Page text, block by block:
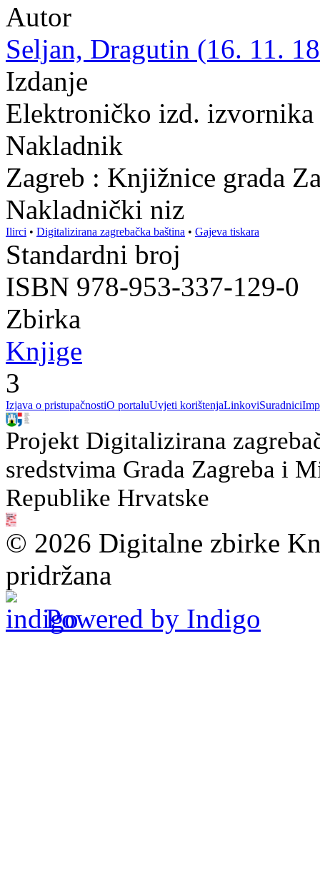
Autor
Seljan, Dragutin (16. 11.
Izdanje
Elektroničko izd.
Nakladnik
Zagreb : Knjižnice grada
Nakladnički niz
Ilirci • Digitalizirana zagrebačka baština • Gajeva tiskara
Standardni broj
ISBN 978-953-337-129-0
Zbirka
Knjige
3
Izjava o pristupačnostiO portaluUvjeti korištenjaLinkoviSuradnici
Projekt Digitalizirana
sredstvima Grada Zagreba i
Republike Hrvatske
© 2026 Digitalne zbirke
pridržana
Powered by Indigo